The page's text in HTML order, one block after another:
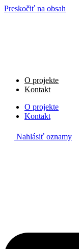
Preskočiť na obsah
O projekte
Kontakt
O projekte
Kontakt
Nahlásiť oznamy